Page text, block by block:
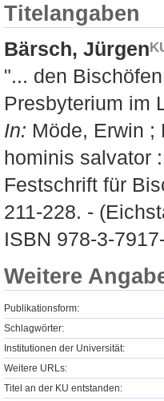
Titelangaben
Bärsch, Jürgen
"... den
Presbyterium im
In: Möde, Erwin ;
hominis salvator
Festschrift für
211-228. -
ISBN 978-3-
Weitere
Publikationsform:
Schlagwörter:
Institutionen der Universität:
Weitere URLs:
Titel an der KU entstanden: